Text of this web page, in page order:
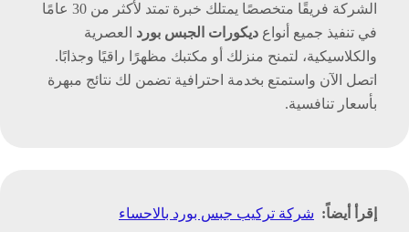
الشركة فريقًا متخصصًا يمتلك خبرة تمتد لأكثر من 30 عامًا
في تنفيذ جميع أنواع ديكورات الجبس بورد العصرية
والكلاسيكية، لتمنح منزلك أو مكتبك مظهرًا راقيًا وجذابًا.
اتصل الآن واستمتع بخدمة احترافية تضمن لك نتائج مبهرة
بأسعار تنافسية.
إقرأ أيضاً: شركة تركيب جبس بورد بالاحساء